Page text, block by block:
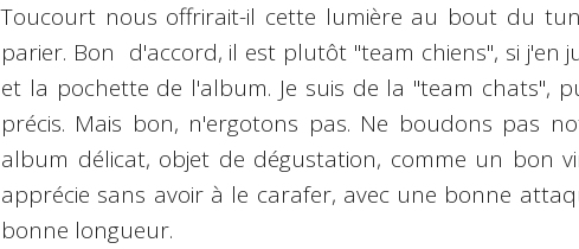
Toucourt nous offrirait-il cette lumière au bout du
parier. Bon d'accord, il est plutôt "team chiens", si j'en
et la pochette de l'album. Je suis de la "team chats",
précis. Mais bon, n'ergotons pas. Ne boudons pas
album délicat, objet de dégustation, comme un bon
apprécie sans avoir à le carafer, avec une bonne
bonne longueur.